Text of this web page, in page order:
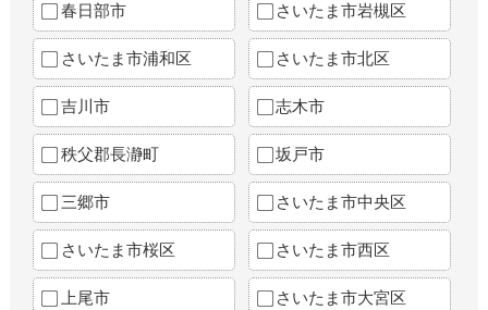
春日部市 さいたま市岩槻区
さいたま市浦和区 さいたま市北区
吉川市 志木市
秩父郡長瀞町 坂戸市
三郷市 さいたま市中央区
さいたま市桜区 さいたま市西区
上尾市 さいたま市大宮区